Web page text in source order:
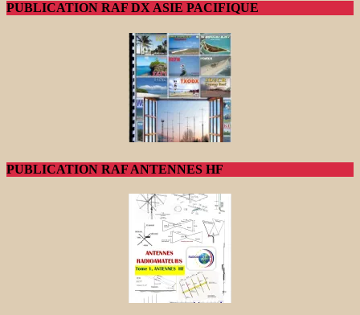
PUBLICATION RAF DX ASIE PACIFIQUE
PUBLICATION RAF ANTENNES HF